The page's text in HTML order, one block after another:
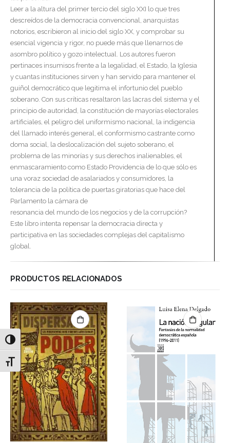
Alternar alto contraste
Alternar tamaño de letra
Leer a la altura del primer tercio del siglo XXI lo que tres
descreídos de la democracia convencional, anarquistas
notorios, escribieron al inicio del siglo XX, y comprobar su
esencial vigencia y rigor, no puede más que llenarnos de
asombro político y gozo intelectual. Los autores fueron
pertinaces insumisos frente a la legalidad, el Estado, la Iglesia
y cuantas instituciones sirven y han servido para mantener el
guiñol democrático que legitima el infortunio del pueblo
soberano. Con sus críticas resaltaron las lacras del sistema y el
principio de autoridad, la constitución de mayorías electorales
artificiales, el peligro del uniformismo nacional, la indigencia
del llamado interés general, el conformismo castrante como
doma social, la deslocalización del sujeto soberano, el
problema de las minorías y sus derechos inalienables, el
enmascaramiento como Estado Providencia de lo que sólo es
una voraz sociedad de asalariados y consumidores, la
tolerancia de la política de puertas giratorias que hace del
Parlamento la cámara de
resonancia del mundo de los negocios y de la corrupción?
Este libro intenta repensar la democracia directa y
participativa en las sociedades complejas del capitalismo
global.
PRODUCTOS RELACIONADOS